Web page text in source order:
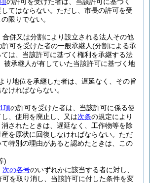
てはならない。 ただし、市長の許可を受
限りでない。
合併又は分割により設立される法人その他
許可を受けた者の一般承継人(分割による承
は、当該許可に基づく権利を承継する法
被承継人が有していた当該許可に基づく地
り地位を承継した者は、遅延なく、その旨
ければならない。
項の許可を受けた者は、当該許可に係る使
、使用を廃止し、又は次条の規定により
されたときは、遅延なく、工作物等を除
を原状に回復しなければならない。 ただ
て特別の理由があると認めたときは、この
)
次の各号のいずれかに該当する者に対し、
可を取り消し、当該許可に付した条件を変